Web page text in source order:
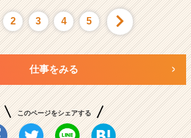
2 3 4 5
仕事をみる
このページをシェアする